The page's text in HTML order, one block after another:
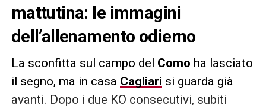
mattutina: le immagini
dell’allenamento odierno
La sconfitta sul campo del Como ha lasciato
il segno, ma in casa Cagliari si guarda già
avanti. Dopo i due KO consecutivi, subiti